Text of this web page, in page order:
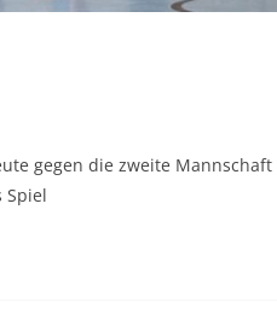
gegen die zweite
Spiel